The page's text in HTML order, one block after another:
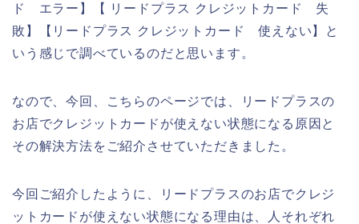
ド エラー】【 リードプラス クレジットカード 失
敗】【リードプラス クレジットカード 使えない】と
いう感じで調べているのだと思います。
なので、今回、こちらのページでは、リードプラスの
お店でクレジットカードが使えない状態になる原因と
その解決方法をご紹介させていただきました。
今回ご紹介したように、リードプラスのお店でクレジ
ットカードが使えない状態になる理由は、人それぞれ